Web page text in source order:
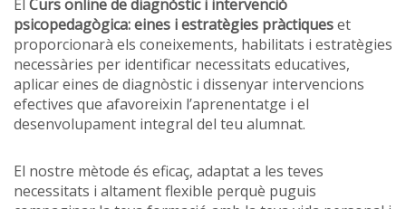
El Curs online de diagnòstic i intervenció
psicopedagògica: eines i estratègies pràctiqueset
proporcionarà els coneixements, habilitats i estratègies
necessàries per identificar necessitats educatives,
aplicar eines de diagnòstic i dissenyar intervencions
efectives que afavoreixin l’aprenentatge i el
desenvolupament integral del teu alumnat.
El nostre mètode és eficaç, adaptat a les teves
necessitats i altament flexible perquè puguis